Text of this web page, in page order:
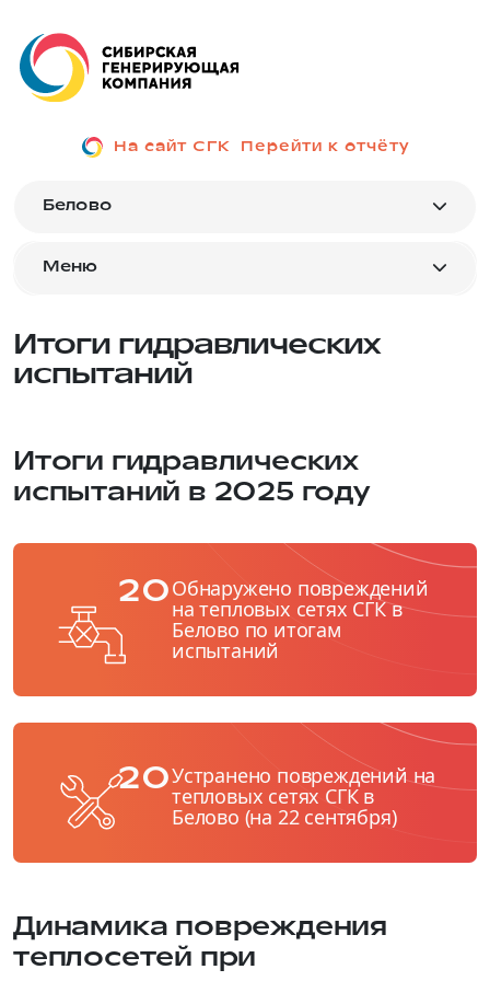
На сайт СГК Перейти к отчёту
Белово
Меню
Итоги гидравлических
испытаний
Итоги гидравлических
испытаний в 2025 году
20Обнаружено повреждений
на тепловых сетях СГК в
Белово по итогам
испытаний
20Устранено повреждений на
тепловых сетях СГК в
Белово (на 22 сентября)
Динамика повреждения
теплосетей при